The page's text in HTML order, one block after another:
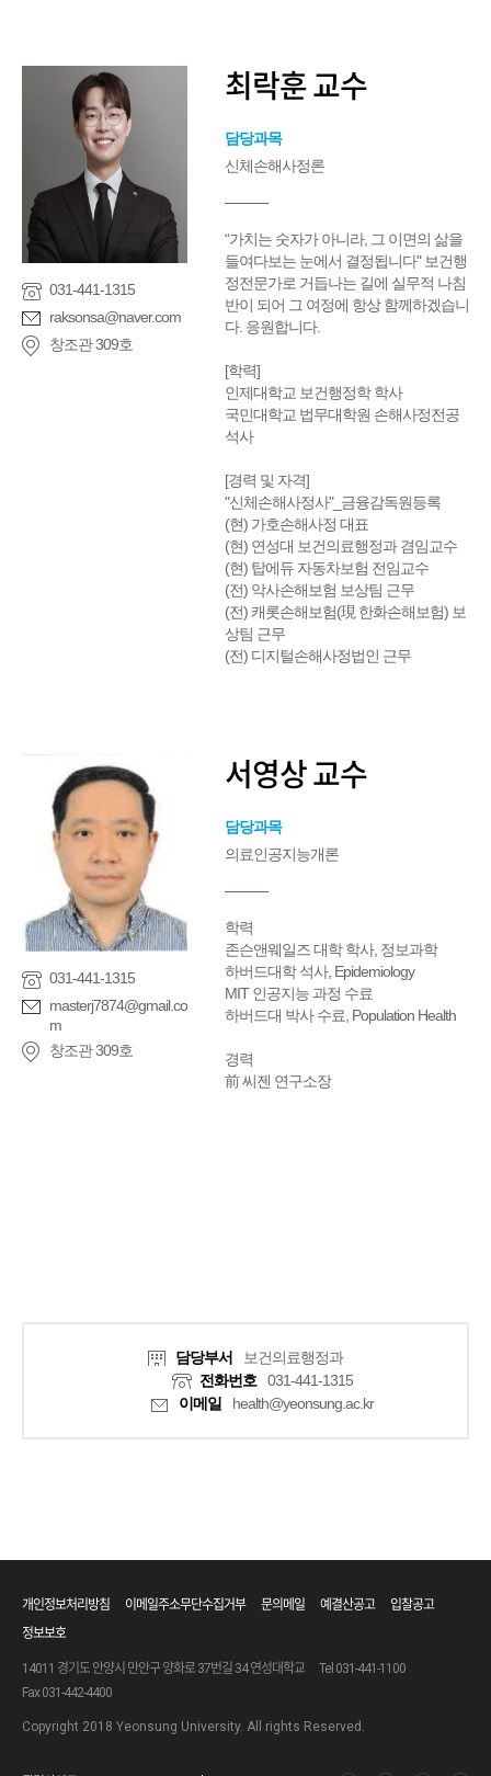
031-441-1315
raksonsa@naver.com
창조관 309호
최락훈 교수
담당과목
신체손해사정론
“가치는 숫자가 아니라, 그 이면의 삶을
들여다보는 눈에서 결정됩니다" 보건행
정전문가로 거듭나는 길에 실무적 나침
반이 되어 그 여정에 항상 함께하겠습니
다. 응원합니다.
[학력]
인제대학교 보건행정학 학사
국민대학교 법무대학원 손해사정전공
석사
[경력 및 자격]
"신체손해사정사"_금융감독원등록
(현) 가호손해사정 대표
(현) 연성대 보건의료행정과 겸임교수
(현) 탑에듀 자동차보험 전임교수
(전) 악사손해보험 보상팀 근무
(전) 캐롯손해보험(現 한화손해보험) 보
상팀 근무
(전) 디지털손해사정법인 근무
031-441-1315
masterj7874@gmail.co
m
창조관 309호
서영상 교수
담당과목
의료인공지능개론
학력
존슨앤웨일즈 대학 학사, 정보과학
하버드대학 석사, Epidemiology
MIT 인공지능 과정 수료
하버드대 박사 수료, Population Health
경력
前 씨젠 연구소장
담당부서
보건의료행정과
전화번호
031-441-1315
이메일
health@yeonsung.ac.kr
개인정보처리방침 이메일주소무단수집거부 문의메일 예결산공고
입찰공고
정보보호
14011 경기도 안양시 만안구 양화로 37번길 34 연성대학교
Tel 031-441-1100
Fax 031-442-4400
Copyright 2018 Yeonsung University. All rights Reserved.